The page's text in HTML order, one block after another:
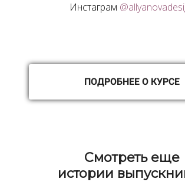
Инстаграм
ПОДРОБНЕЕ О КУРСЕ
Cмотреть еще
истории